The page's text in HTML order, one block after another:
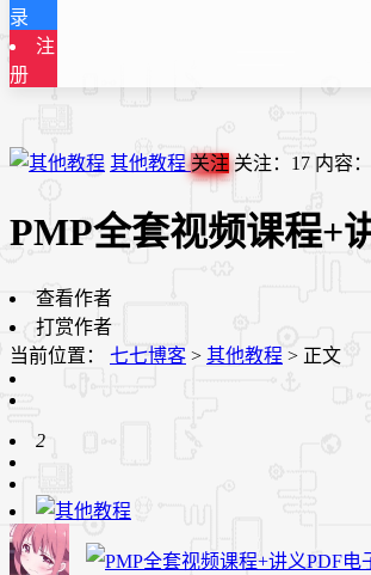
录
注
册
其他教程关注 关注： 17 内容：
PMP全套视频课程+
查看作者
打赏作者
当前位置： 七七博客 > 其他教程 > 正文
2